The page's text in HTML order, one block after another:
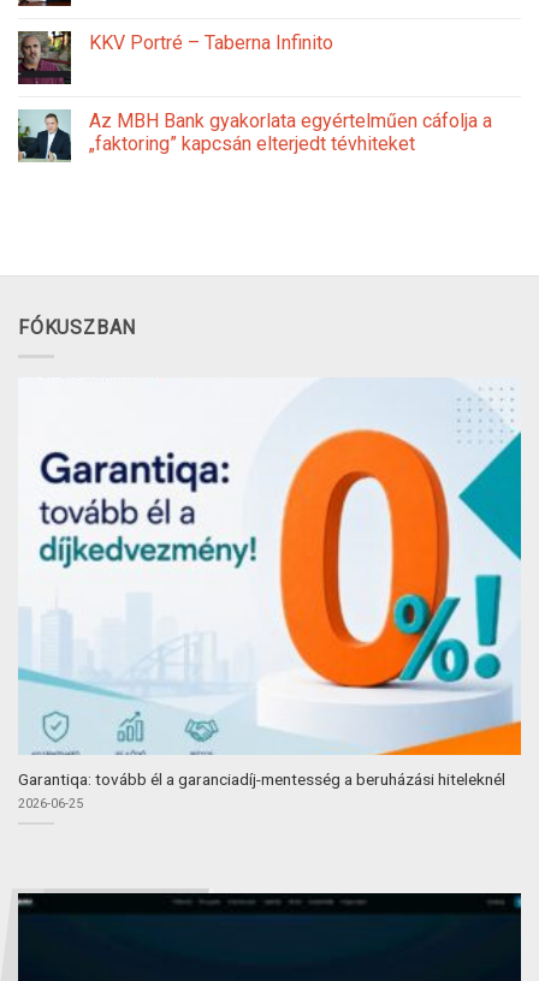
KKV Portré – Taberna Infinito
Az MBH Bank gyakorlata egyértelműen cáfolja a
„faktoring” kapcsán elterjedt tévhiteket
FÓKUSZBAN
Garantiqa: tovább él a garanciadíj-mentesség a beruházási hiteleknél
2026-06-25